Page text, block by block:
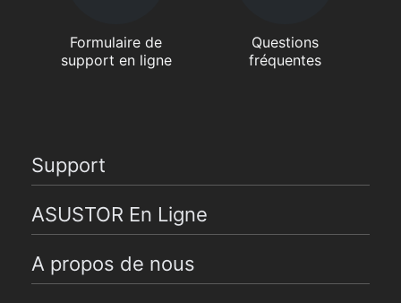
Formulaire de
support en ligne
Questions
fréquentes
Support
ASUSTOR En Ligne
A propos de nous